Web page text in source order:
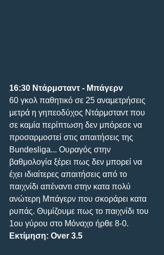
16:30 Nτάρμσταντ - Μπάγερν
60 γκολ παθητικό σε 25 αναμετρήσεις
μετρά η γηπεοδύχος Ντάρμσταντ που
σε καμία περίπτωση δεν μπόρεσε να
προσαρμοστεί στις απαιτήσεις της
Bundesliga... Ουραγός στην
βαθμολογία ξέρει πως δεν μπορεί να
έχει ιδιαίτερες απαιτήσεις από το
παιχνίδι απέναντι στην κατα πολύ
ανώτερη Μπάγερν που σκοράρει κατα
ρυπάς. Θυμίζουμε πως το παιχνίδι του
1ου γύρου στο Μόναχο ήρθε 8-0.
Εκτίμηση: Over 3.5